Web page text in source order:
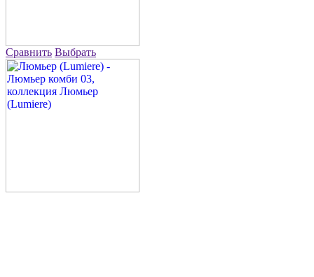
Сравнить Выбрать